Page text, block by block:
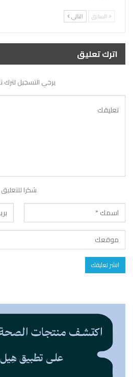
السابق التالي
اترك تعليق
يرجي التسجيل لترك
شكرا للتعليق